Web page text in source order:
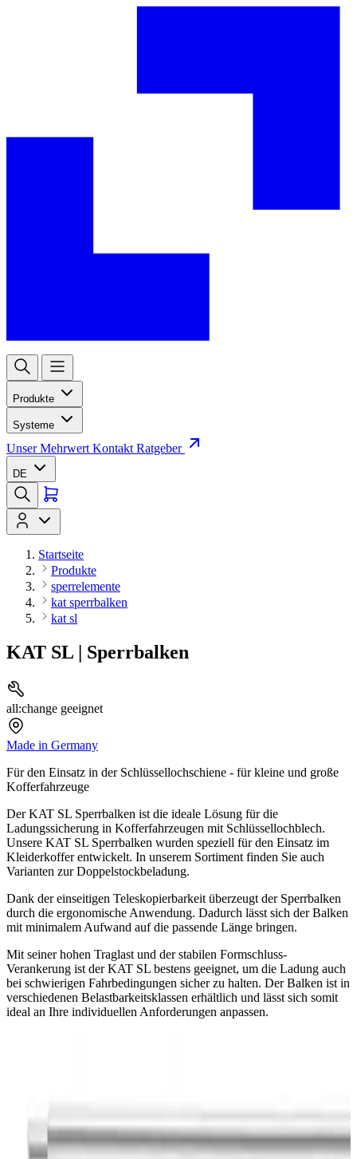
Produkte
Systeme
Unser Mehrwert Kontakt Ratgeber
DE
Startseite
Produkte
sperrelemente
kat sperrbalken
kat sl
KAT SL | Sperrbalken
all:change geeignet
Made in Germany
Für den Einsatz in der Schlüssellochschiene - für kleine und große
Kofferfahrzeuge
Der KAT SL Sperrbalken ist die ideale Lösung für die
Ladungssicherung in Kofferfahrzeugen mit Schlüssellochblech.
Unsere KAT SL Sperrbalken wurden speziell für den Einsatz im
Kleiderkoffer entwickelt. In unserem Sortiment finden Sie auch
Varianten zur Doppelstockbeladung.
Dank der einseitigen Teleskopierbarkeit überzeugt der Sperrbalken
durch die ergonomische Anwendung. Dadurch lässt sich der Balken
mit minimalem Aufwand auf die passende Länge bringen.
Mit seiner hohen Traglast und der stabilen Formschluss-
Verankerung ist der KAT SL bestens geeignet, um die Ladung auch
bei schwierigen Fahrbedingungen sicher zu halten. Der Balken ist in
verschiedenen Belastbarkeitsklassen erhältlich und lässt sich somit
ideal an Ihre individuellen Anforderungen anpassen.